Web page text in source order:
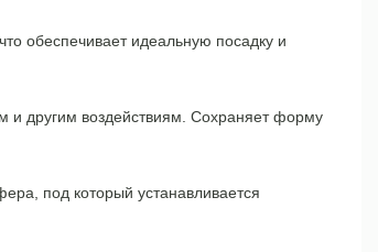
обеспечивает идеальную посадку и
и другим воздействиям. Сохраняет форму
под который устанавливается